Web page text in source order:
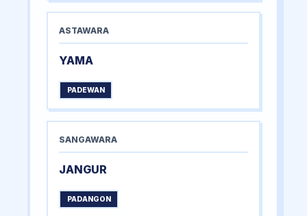
ASTAWARA
YAMA
PADEWAN
SANGAWARA
JANGUR
PADANGON